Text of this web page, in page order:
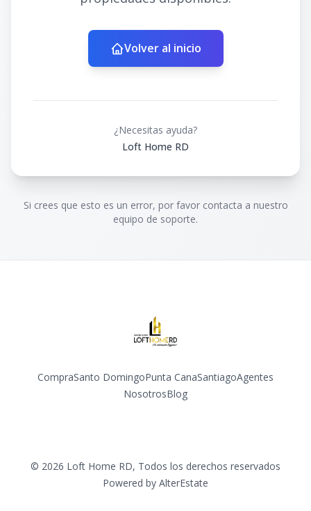
Volver al inicio
¿Necesitas ayuda?
Loft Home RD
Si crees que esto es un error, por favor contacta a nuestro
equipo de soporte.
CompraSanto DomingoPunta CanaSantiagoAgentes
NosotrosBlog
© 2026 Loft Home RD, Todos los derechos reservados
Powered by AlterEstate